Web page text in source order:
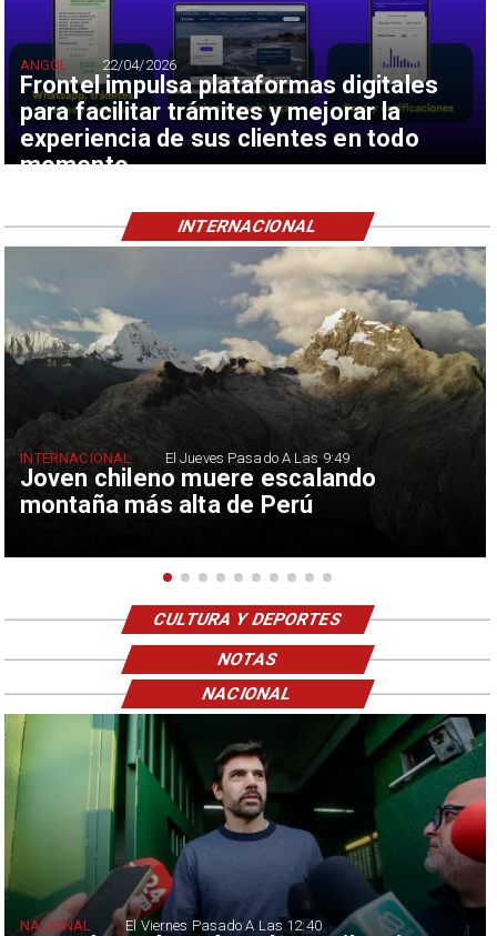
Frontel impulsa plataformas digitales
para facilitar trámites y mejorar la
experiencia de sus clientes en todo
momento
ANGOL 22/04/2026
Joven chileno muere escalando
montaña más alta de Perú
INTERNACIONAL El Jueves Pasado A Las 9:49
INTERNACIONAL
CULTURA Y DEPORTES
NOTAS
NACIONAL El Viernes Pasado A Las 12:40
NACIONAL